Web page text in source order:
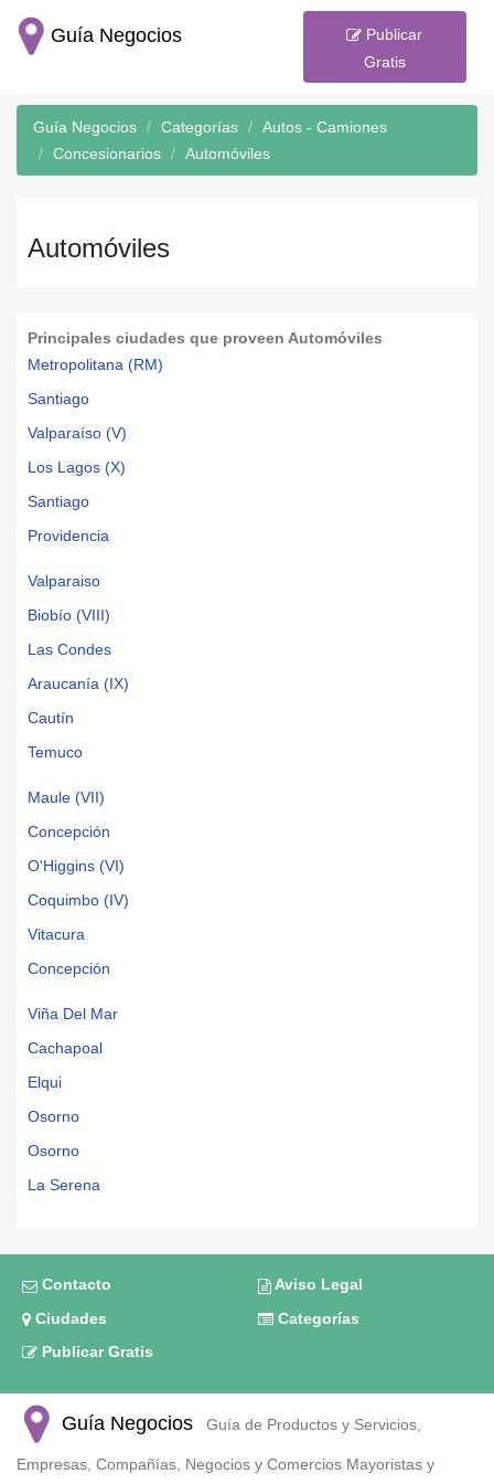
Guía Negocios
Publicar
Gratis
Guía Negocios Categorías
Autos - Camiones
Concesionarios
Automóviles
Automóviles
Principales ciudades que proveen Automóviles
Metropolitana (RM)
Santiago
Valparaíso (V)
Los Lagos (X)
Santiago
Providencia
Valparaiso
Biobío (VIII)
Las Condes
Araucanía (IX)
Cautín
Temuco
Maule (VII)
Concepción
O'Higgins (VI)
Coquimbo (IV)
Vitacura
Concepción
Viña Del Mar
Cachapoal
Elqui
Osorno
Osorno
La Serena
Contacto
Aviso Legal
Ciudades
Categorías
Publicar Gratis
Guía Negocios Guía de Productos y Servicios,
Empresas, Compañías, Negocios y Comercios Mayoristas y